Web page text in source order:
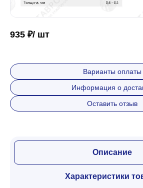
Профили для
Дача и сад
Другие товары
935 ₽/ шт
Варианты оплаты
Информация о
Оставить отзыв
Описание
Характеристики